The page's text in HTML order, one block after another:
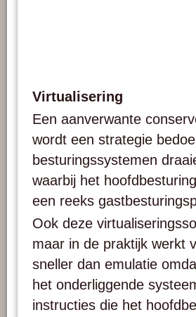
Virtualisering
Een aanverwante
wordt een strategie
besturingssystemen
waarbij het
een reeks
Ook deze
maar in de praktijk werkt
sneller dan emulatie
het onderliggende
instructies die het